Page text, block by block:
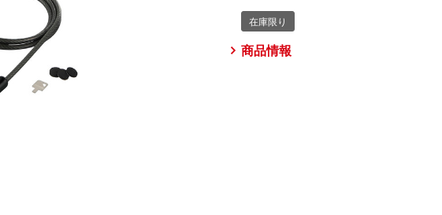
商品情報